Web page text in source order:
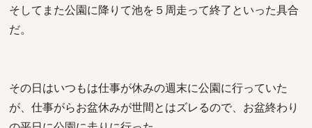
そしてまた公園に降りて池を５周走って終了といった具合
だ。
その日はいつもは仕事が休みの週末に公園に行っていた
が、仕事がらお盆休みが世間とはズレるので、お盆終わり